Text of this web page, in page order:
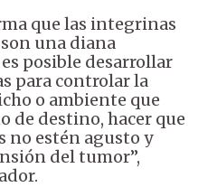
que las integrinas
una diana
posible desarrollar
para controlar la
o ambiente que
de destino, hacer que
no estén agusto y
del tumor”,